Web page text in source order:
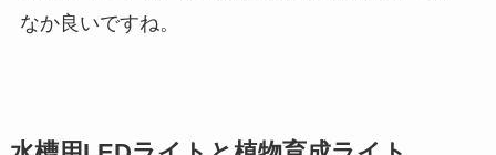
なか良いですね。